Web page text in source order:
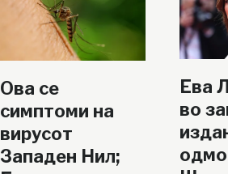
Ова се
симптоми на
вирусот
Западен Нил;
Ева
во